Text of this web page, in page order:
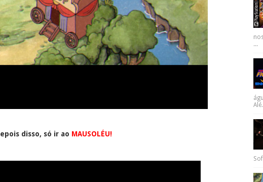
disso, só ir ao MAUSOLÉU!
...